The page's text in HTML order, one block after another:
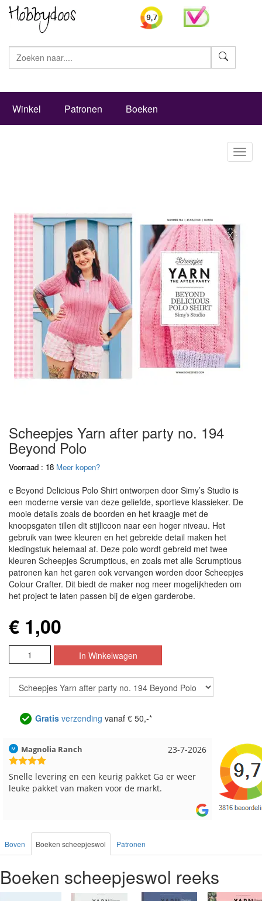
Winkel Patronen Boeken
Scheepjes Yarn after party no. 194
Beyond Polo
Voorraad : 18 Meer kopen?
e Beyond Delicious Polo Shirt ontworpen door Simy’s Studio is
een moderne versie van deze geliefde, sportieve klassieker. De
mooie details zoals de boorden en het kraagje met de
knoopsgaten tillen dit stijlicoon naar een hoger niveau. Het
gebruik van twee kleuren en het gebreide detail maken het
kledingstuk helemaal af. Deze polo wordt gebreid met twee
kleuren Scheepjes Scrumptious, en zoals met alle Scrumptious
patronen kan het garen ook vervangen worden door Scheepjes
Colour Crafter. Dit biedt de maker nog meer mogelijkheden om
het project te laten passen bij de eigen garderobe.
€ 1,00
Gratis verzending vanaf € 50,-*
17-7-2026
Hilde uit Loyers
Reeds meerdere keren breigaren en breinaalden
besteld, altijd heel tevreden over de service.
Loes uit
Snelle
Boven Boeken scheepjeswol Patronen
Boeken scheepjeswol reeks